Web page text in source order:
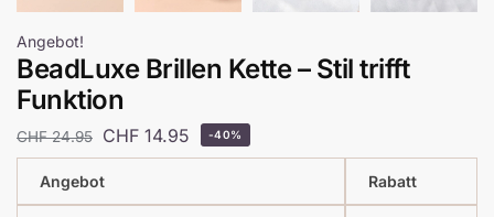
Angebot!
BeadLuxe Brillen Kette – Stil trifft
Funktion
CHF24.95 CHF 14.95 -40%
Angebot Rabatt